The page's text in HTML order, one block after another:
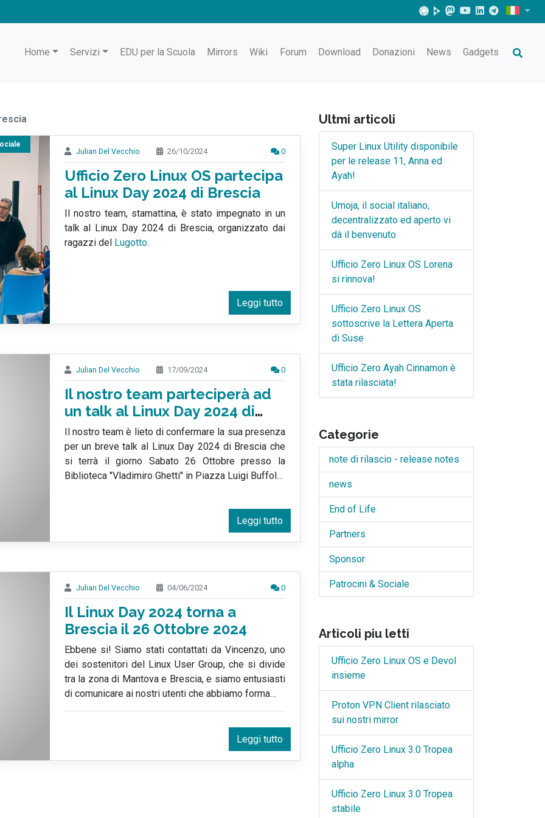
Home Servizi EDU per la Scuola Mirrors Wiki Forum Download Donazioni News Gadgets
Julian Del Vecchio 26/10/2024 0
Ufficio Zero Linux OS partecipa
al Linux Day 2024 di Brescia
Il nostro team, stamattina, è stato impegnato in un
talk al Linux Day 2024 di Brescia, organizzato dai
ragazzi del Lugotto.
Leggi tutto
Julian Del Vecchio 17/09/2024 0
Il nostro team parteciperà ad
un talk al Linux Day 2024 di
Brescia
Il nostro team è lieto di confermare la sua presenza
per un breve talk al Linux Day 2024 di Brescia che
si terrà il giorno Sabato 26 Ottobre presso la
Biblioteca "Vladimiro Ghetti" in Piazza Luigi Buffol…
Leggi tutto
Julian Del Vecchio 04/06/2024 0
Il Linux Day 2024 torna a
Brescia il 26 Ottobre 2024
Ebbene si! Siamo stati contattati da Vincenzo, uno
dei sostenitori del Linux User Group, che si divide
tra la zona di Mantova e Brescia, e siamo entusiasti
di comunicare ai nostri utenti che abbiamo forma…
Leggi tutto
Ultmi articoli
Super Linux Utility disponibile
per le release 11, Anna ed
Ayah!
Umoja, il social italiano,
decentralizzato ed aperto vi
dà il benvenuto
Ufficio Zero Linux OS Lorena
si rinnova!
Ufficio Zero Linux OS
sottoscrive la Lettera Aperta
di Suse
Ufficio Zero Ayah Cinnamon è
stata rilasciata!
Categorie
note di rilascio - release notes
news
End of Life
Partners
Sponsor
Patrocini & Sociale
Articoli piu letti
Ufficio Zero Linux OS e Devol
insieme
Proton VPN Client rilasciato
sui nostri mirror
Ufficio Zero Linux 3.0 Tropea
alpha
Ufficio Zero Linux 3.0 Tropea
stabile